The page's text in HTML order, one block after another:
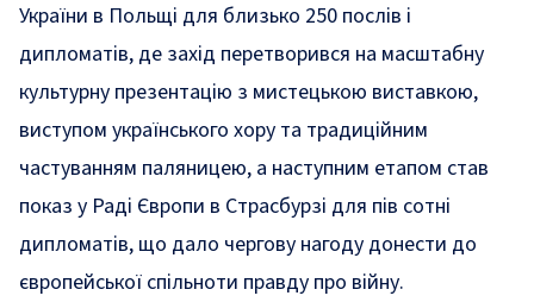
України в Польщі для близько 250 послів і
дипломатів, де захід перетворився на масштабну
культурну презентацію з мистецькою виставкою,
виступом українського хору та традиційним
частуванням паляницею, а наступним етапом став
показ у Раді Європи в Страсбурзі для пів сотні
дипломатів, що дало чергову нагоду донести до
європейської спільноти правду про війну.